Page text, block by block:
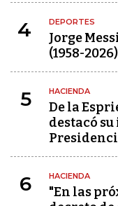
4 DEPORTES
Jorge
(1958-2026)
5 HACIENDA
De la
destacó
6 HACIENDA
"En las